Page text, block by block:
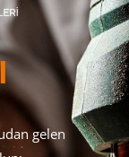
gelen